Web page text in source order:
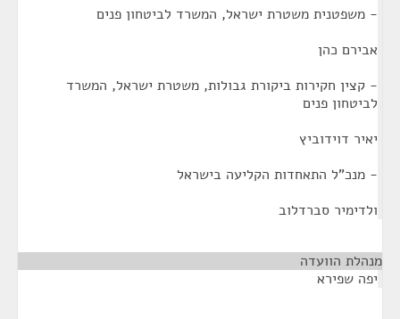
- משפטנית משטרת ישראל, המשרד לביטחון פנים
אבירם כהן
- קצין חקירות ביקורת גבולות, משטרת ישראל, המשרד
לביטחון פנים
יאיר דוידוביץ
- מנכ"ל התאחדות הקליעה בישראל
ולדימיר סברדלוב
מנהלת הוועדה
יפה שפירא